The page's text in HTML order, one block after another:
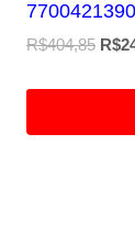
7700421390
R$404,85 O
R$